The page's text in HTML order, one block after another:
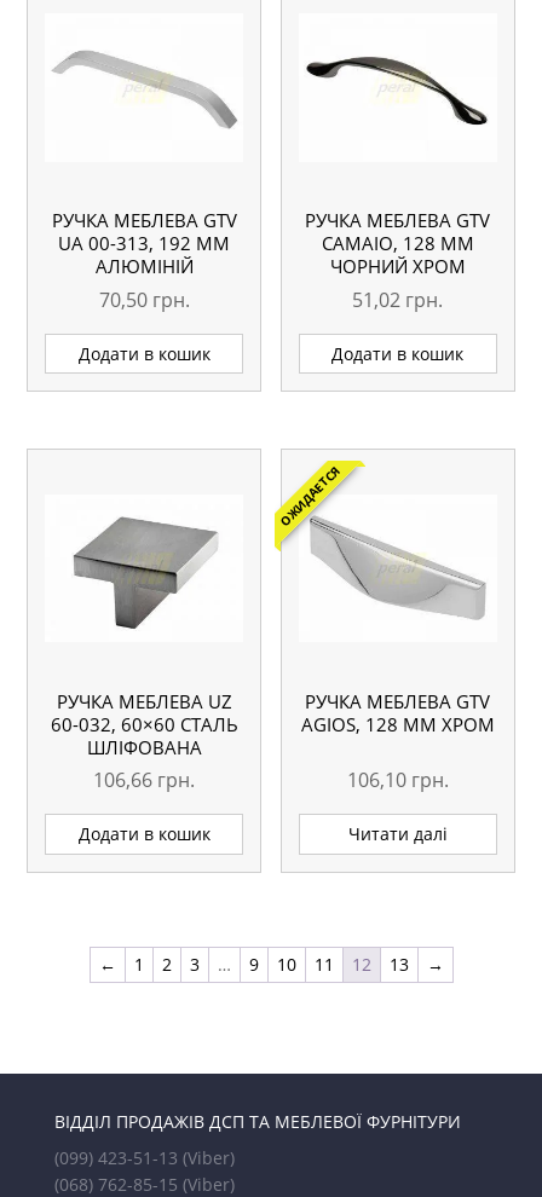
РУЧКА МЕБЛЕВА GTV
UA 00-313, 192 ММ
АЛЮМІНІЙ
70,50 грн.
Додати в кошик
РУЧКА МЕБЛЕВА GTV
CAMAIO, 128 ММ
ЧОРНИЙ ХРОМ
51,02 грн.
Додати в кошик
РУЧКА МЕБЛЕВА UZ
60-032, 60×60 СТАЛЬ
ШЛІФОВАНА
106,66 грн.
Додати в кошик
ОЖИДАЕТСЯ
РУЧКА МЕБЛЕВА GTV
AGIOS, 128 ММ ХРОМ
106,10 грн.
Читати далі
← 1 2 3 … 9 10 11 12 13 →
ВІДДІЛ ПРОДАЖІВ ДСП ТА МЕБЛЕВОЇ ФУРНІТУРИ
(099) 423-51-13 (Viber)
(068) 762-85-15 (Viber)